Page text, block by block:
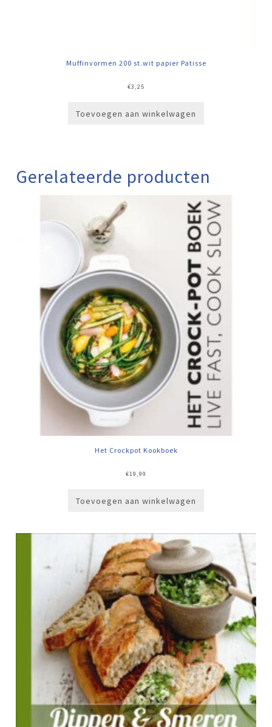
Muffinvormen 200 st.wit papier Patisse
€3,25
Toevoegen aan winkelwagen
Gerelateerde producten
Het Crockpot Kookboek
€19,99
Toevoegen aan winkelwagen